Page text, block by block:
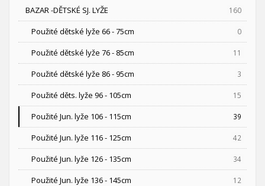
BAZAR -DĚTSKÉ SJ. LYŽE 160
Použité dětské lyže 66 - 75cm 0
Použité dětské lyže 76 - 85cm 11
Použité dětské lyže 86 - 95cm 3
Použité děts. lyže 96 - 105cm 15
Použité Jun. lyže 106 - 115cm 39
Použité Jun. lyže 116 - 125cm 42
Použité Jun. lyže 126 - 135cm 34
Použité Jun. lyže 136 - 145cm 12